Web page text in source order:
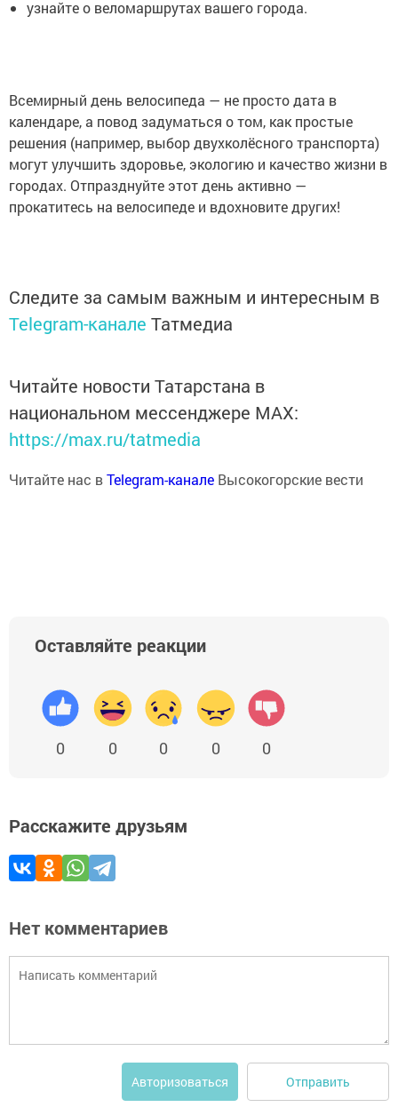
узнайте о веломаршрутах вашего города.
Всемирный день велосипеда — не просто дата в
календаре, а повод задуматься о том, как простые
решения (например, выбор двухколёсного транспорта)
могут улучшить здоровье, экологию и качество жизни в
городах. Отпразднуйте этот день активно —
прокатитесь на велосипеде и вдохновите других!
Следите за самым важным и интересным в
Telegram-канале Татмедиа
Читайте новости Татарстана в
национальном мессенджере MАХ:
https://max.ru/tatmedia
Читайте нас вTelegram-канале Высокогорские вести
Оставляйте реакции
0 0 0 0 0
Расскажите друзьям
Нет комментариев
Авторизоваться Отправить